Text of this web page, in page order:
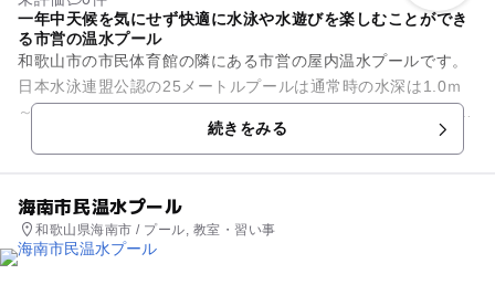
一年中天候を気にせず快適に水泳や水遊びを楽しむことができ
る市営の温水プール
和歌山市の市民体育館の隣にある市営の屋内温水プールです。
日本水泳連盟公認の25メートルプールは通常時の水深は1.0ｍ
～1.2ｍで6コース（幅13メートル）という、本格的に泳ぎを楽
続きをみる
海南市民温水プール
和歌山県海南市 / プール, 教室・習い事